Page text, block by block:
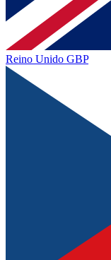
Reino Unido GBP